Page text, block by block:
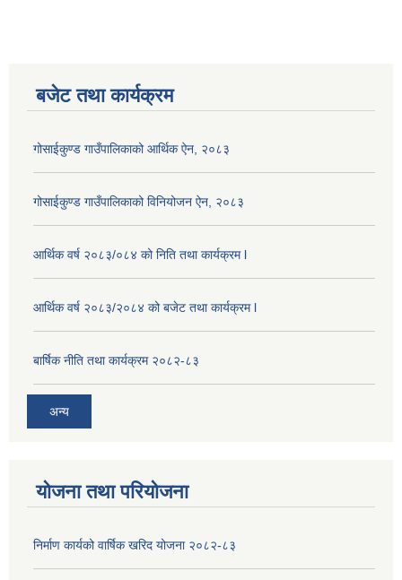
बजेट तथा कार्यक्रम
गोसाईकुण्ड गाउँपालिकाको आर्थिक ऐन, २०८३
गोसाईकुण्ड गाउँपालिकाको विनियोजन ऐन, २०८३
आर्थिक वर्ष २०८३/०८४ को निति तथा कार्यक्रम l
आर्थिक वर्ष २०८३/२०८४ को बजेट तथा कार्यक्रम l
बार्षिक नीति तथा कार्यक्रम २०८२-८३
अन्य
योजना तथा परियोजना
निर्माण कार्यको वार्षिक खरिद योजना २०८२-८३